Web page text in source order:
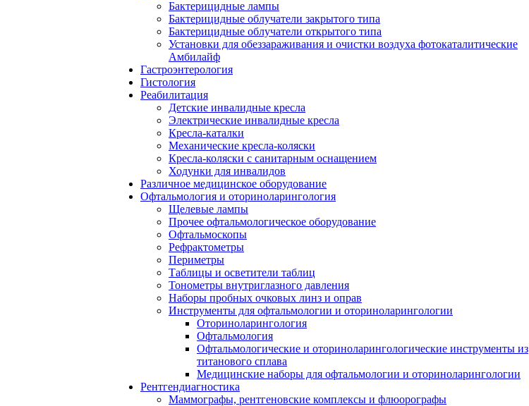
Бактерицидные лампы
Бактерицидные облучатели закрытого типа
Бактерицидные облучатели открытого типа
Установки для обеззараживания и очистки воздуха фотокаталитические
Амбилайф
Гастроэнтерология
Гистология
Реабилитация
Детские инвалидные кресла
Электрические инвалидные кресла
Кресла-каталки
Механические кресла-коляски
Кресла-коляски с санитарным оснащением
Ходунки для инвалидов
Различное медицинское оборудование
Офтальмология и оториноларингология
Щелевые лампы
Прочее офтальмологическое оборудование
Офтальмоскопы
Рефрактометры
Периметры
Таблицы и осветители таблиц
Тонометры внутриглазного давления
Наборы пробных очковых линз и оправ
Инструменты для офтальмологии и оториноларингологии
Оториноларингология
Офтальмология
Офтальмологические и оториноларингологические инструменты из
титанового сплава
Медицинские наборы для офтальмологии и оториноларингологии
Рентгендиагностика
Маммографы, рентгеновские комплексы и флюорографы